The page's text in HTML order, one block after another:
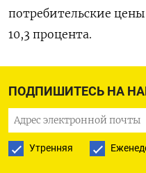
ПОДПИШИТЕСЬ НА
Утренняя
потребительские
10,3 процента.
Национального банка
размере учетной
2023 года. (Ольга
Гордеевой)